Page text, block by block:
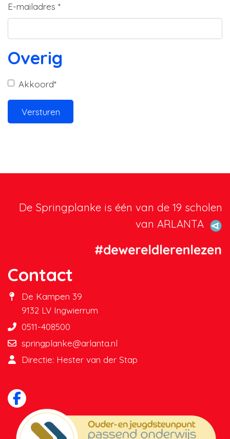
E-mailadres *
Overig
Akkoord*
Versturen
De Springplanke is één van de 19 scholen
van ARLANTA
Contact
De Kampen 39
9132 LV Ingwierrum
0511-408500
springplanke@arlanta.nl
Directie: Hester van der Stap